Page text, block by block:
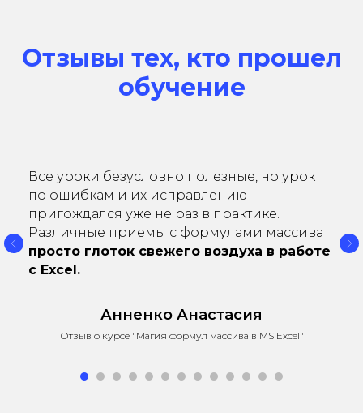
Отзывы тех, кто прошел
обучение
Все уроки безусловно полезные, но урок
по ошибкам и их исправлению
пригождался уже не раз в практике.
Различные приемы с формулами массива
просто глоток свежего воздуха в работе
с Excel.
Анненко Анастасия
Отзыв о курсе "Магия формул массива в MS Excel"